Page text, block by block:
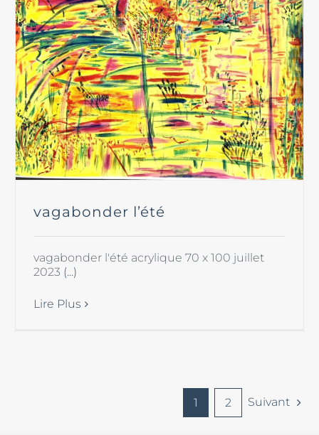
vagabonder l’été
vagabonder l'été acrylique 70 x 100 juillet
2023 (...)
Lire Plus
1 2 Suivant